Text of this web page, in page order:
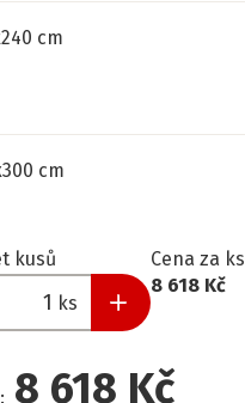
cm
cm
kusů
ks
Cena za ks
8 618 Kč
: 8 618 Kč